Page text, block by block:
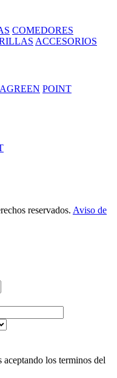
COMEDORES
ACCESORIOS
POINT
reservados. Aviso de
los terminos del